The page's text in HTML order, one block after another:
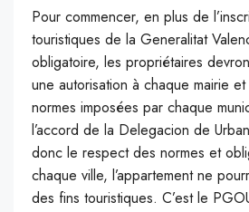
Pour commencer, en plus de
touristiques de la Generalitat
obligatoire, les propriétaires
une autorisation à chaque mairie
normes imposées par chaque
l’accord de la Delegacion de
donc le respect des normes et
chaque ville, l’appartement ne
des fins touristiques. C’est le